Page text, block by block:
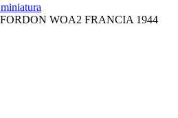
WOA2 FRANCIA 1944